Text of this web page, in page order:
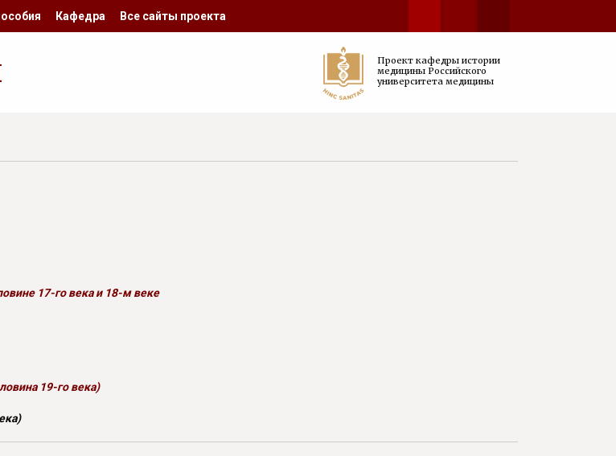
Кафедра Все сайты проекта
Проект кафедры истории
медицины Российского
университета медицины
17-го века и 18-м веке
19-го века)